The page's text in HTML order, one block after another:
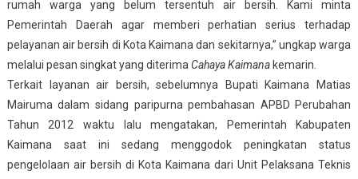
rumah warga yang belum tersentuh air bersih. Kami minta
Pemerintah Daerah agar memberi perhatian serius terhadap
pelayanan air bersih di Kota Kaimana dan sekitarnya,” ungkap warga
melalui pesan singkat yang diterima Cahaya Kaimanakemarin.
Terkait layanan air bersih, sebelumnya Bupati Kaimana Matias
Mairuma dalam sidang paripurna pembahasan APBD Perubahan
Tahun 2012 waktu lalu mengatakan, Pemerintah Kabupaten
Kaimana saat ini sedang menggodok peningkatan status
pengelolaan air bersih di Kota Kaimana dari Unit Pelaksana Teknis